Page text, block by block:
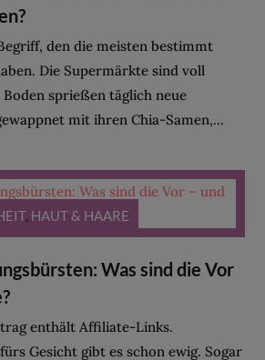
den die meisten bestimmt
Die Supermärkte sind voll
sprießen täglich neue
mit ihren Chia-Samen,...
, HAUT & HAARE
Was sind die Vor
enthält Affiliate-Links.
Gesicht gibt es schon ewig. Sogar